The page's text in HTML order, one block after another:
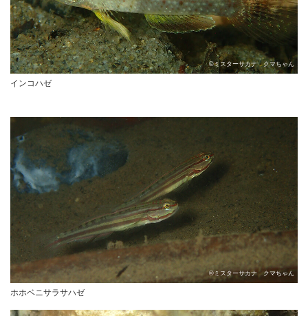
©ミスターサカナ クマちゃん
インコハゼ
©ミスターサカナ クマちゃん
ホホベニサラサハゼ